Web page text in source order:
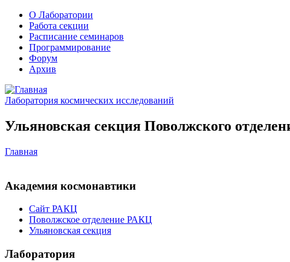
О Лаборатории
Работа секции
Расписание семинаров
Программирование
Форум
Архив
Лаборатория космических исследований
Ульяновская секция Поволжского
Главная
Академия космонавтики
Сайт РАКЦ
Поволжское отделение РАКЦ
Ульяновская секция
Лаборатория